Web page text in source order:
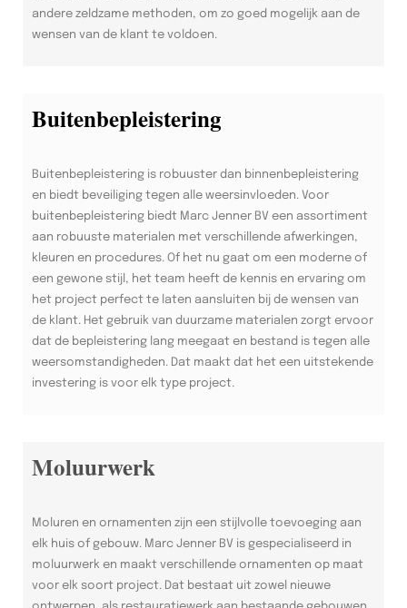
andere zeldzame methoden, om zo goed mogelijk aan de
wensen van de klant te voldoen.
Buitenbepleistering
Buitenbepleistering is robuuster dan binnenbepleistering
en biedt beveiliging tegen alle weersinvloeden. Voor
buitenbepleistering biedt Marc Jenner BV een assortiment
aan robuuste materialen met verschillende afwerkingen,
kleuren en procedures. Of het nu gaat om een moderne of
een gewone stijl, het team heeft de kennis en ervaring om
het project perfect te laten aansluiten bij de wensen van
de klant. Het gebruik van duurzame materialen zorgt ervoor
dat de bepleistering lang meegaat en bestand is tegen alle
weersomstandigheden. Dat maakt dat het een uitstekende
investering is voor elk type project.
Moluurwerk
Moluren en ornamenten zijn een stijlvolle toevoeging aan
elk huis of gebouw. Marc Jenner BV is gespecialiseerd in
moluurwerk en maakt verschillende ornamenten op maat
voor elk soort project. Dat bestaat uit zowel nieuwe